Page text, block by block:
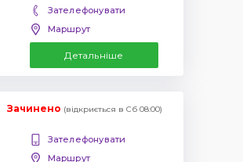
Зателефонувати
Маршрут
Детальніше
Зачинено (відкриється в Сб 08:00)
Зателефонувати
Маршрут